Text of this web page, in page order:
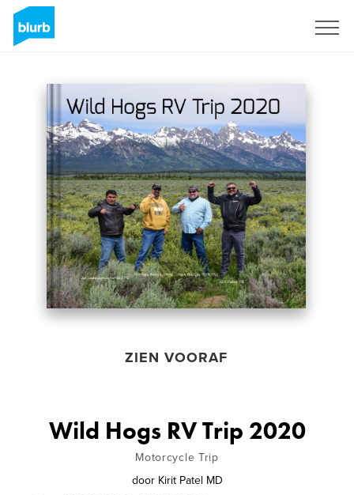
ZIEN VOORAF
Wild Hogs RV Trip 2020
Motorcycle Trip
door Kirit Patel MD